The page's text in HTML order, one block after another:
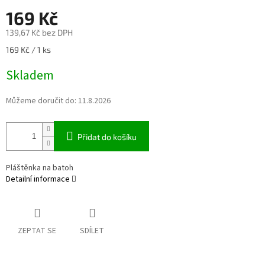
169 Kč
139,67 Kč bez DPH
Měrná
169 Kč / 1 ks
Skladem
Můžeme doručit do: 11.8.2026
Přidat do košíku
Pláštěnka na batoh
Detailní informace
ZEPTAT SE SDÍLET